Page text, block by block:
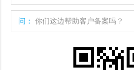
问： 你们这边帮助客户备案吗？